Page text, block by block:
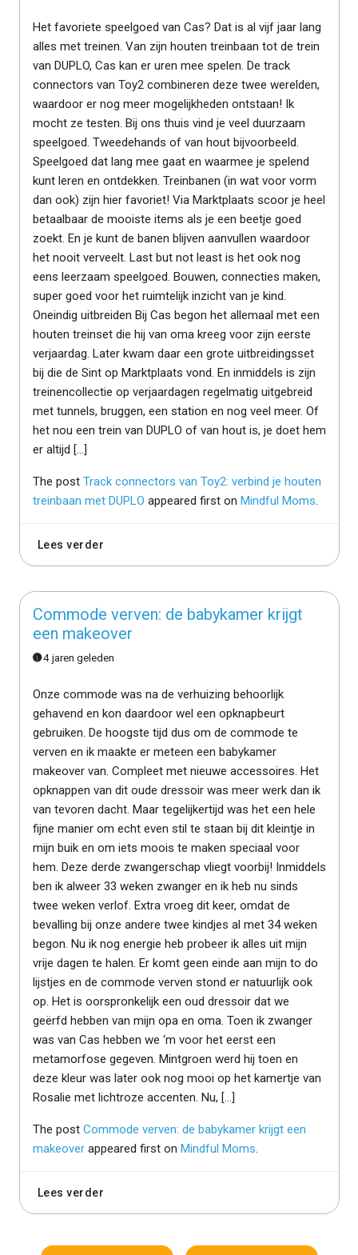
Het favoriete speelgoed van Cas? Dat is al vijf jaar lang
alles met treinen. Van zijn houten treinbaan tot de trein
van DUPLO, Cas kan er uren mee spelen. De track
connectors van Toy2 combineren deze twee werelden,
waardoor er nog meer mogelijkheden ontstaan! Ik
mocht ze testen. Bij ons thuis vind je veel duurzaam
speelgoed. Tweedehands of van hout bijvoorbeeld.
Speelgoed dat lang mee gaat en waarmee je spelend
kunt leren en ontdekken. Treinbanen (in wat voor vorm
dan ook) zijn hier favoriet! Via Marktplaats scoor je heel
betaalbaar de mooiste items als je een beetje goed
zoekt. En je kunt de banen blijven aanvullen waardoor
het nooit verveelt. Last but not least is het ook nog
eens leerzaam speelgoed. Bouwen, connecties maken,
super goed voor het ruimtelijk inzicht van je kind.
Oneindig uitbreiden Bij Cas begon het allemaal met een
houten treinset die hij van oma kreeg voor zijn eerste
verjaardag. Later kwam daar een grote uitbreidingsset
bij die de Sint op Marktplaats vond. En inmiddels is zijn
treinencollectie op verjaardagen regelmatig uitgebreid
met tunnels, bruggen, een station en nog veel meer. Of
het nou een trein van DUPLO of van hout is, je doet hem
er altijd […]
The post Track connectors van Toy2: verbind je houten
treinbaan met DUPLO appeared first on Mindful Moms
Lees verder
Commode verven: de babykamer krijgt
een makeover
4 jaren geleden
Onze commode was na de verhuizing behoorlijk
gehavend en kon daardoor wel een opknapbeurt
gebruiken. De hoogste tijd dus om de commode te
verven en ik maakte er meteen een babykamer
makeover van. Compleet met nieuwe accessoires. Het
opknappen van dit oude dressoir was meer werk dan ik
van tevoren dacht. Maar tegelijkertijd was het een hele
fijne manier om echt even stil te staan bij dit kleintje in
mijn buik en om iets moois te maken speciaal voor
hem. Deze derde zwangerschap vliegt voorbij! Inmiddels
ben ik alweer 33 weken zwanger en ik heb nu sinds
twee weken verlof. Extra vroeg dit keer, omdat de
bevalling bij onze andere twee kindjes al met 34 weken
begon. Nu ik nog energie heb probeer ik alles uit mijn
vrije dagen te halen. Er komt geen einde aan mijn to do
lijstjes en de commode verven stond er natuurlijk ook
op. Het is oorspronkelijk een oud dressoir dat we
geërfd hebben van mijn opa en oma. Toen ik zwanger
was van Cas hebben we ‘m voor het eerst een
metamorfose gegeven. Mintgroen werd hij toen en
deze kleur was later ook nog mooi op het kamertje van
Rosalie met lichtroze accenten. Nu, […]
The post Commode verven: de babykamer krijgt een
makeoverappeared first on Mindful Moms
Lees verder